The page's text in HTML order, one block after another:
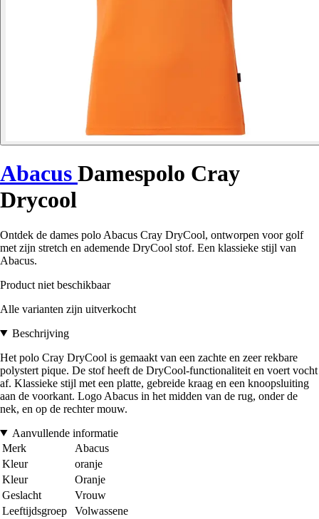
Abacus Damespolo Cray
Drycool
Ontdek de dames polo Abacus Cray DryCool, ontworpen voor golf
met zijn stretch en ademende DryCool stof. Een klassieke stijl van
Abacus.
Product niet beschikbaar
Alle varianten zijn uitverkocht
Beschrijving
Het polo Cray DryCool is gemaakt van een zachte en zeer rekbare
polystert pique. De stof heeft de DryCool-functionaliteit en voert vocht
af. Klassieke stijl met een platte, gebreide kraag en een knoopsluiting
aan de voorkant. Logo Abacus in het midden van de rug, onder de
nek, en op de rechter mouw.
Aanvullende informatie
Merk
Abacus
Kleur
oranje
Kleur
Oranje
Geslacht
Vrouw
Leeftijdsgroep
Volwassene